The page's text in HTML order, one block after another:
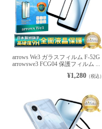
arrows We3 ガラスフィルム F-52G
arrowswe3 FCG04 保護フィルム ...
¥1,280（税込）